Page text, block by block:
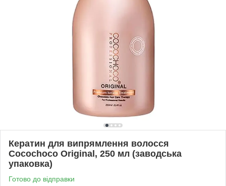
Кератин для випрямлення волосся
Cocochoco Original, 250 мл (заводська
упаковка)
Готово до відправки